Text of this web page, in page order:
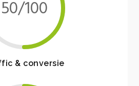
50/100
& conversie